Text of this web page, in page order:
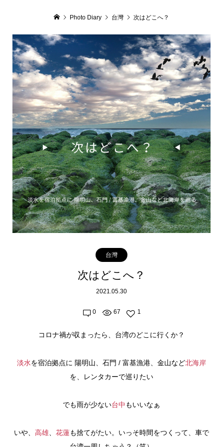
Photo Diary 台灣 次はどこへ？
台灣
次はどこへ？
2021.05.30
0 67 1
コロナ禍が収まったら、台湾のどこに行くか？
淡水を宿泊拠点に 陽明山、石門 / 富基漁港、金山など北海岸
を、レンタカーで巡りたい
でも雨が少ない台中 もいいなぁ
いや、 高雄、 花蓮も捨てがたい。いっそ時間をつくって、車で